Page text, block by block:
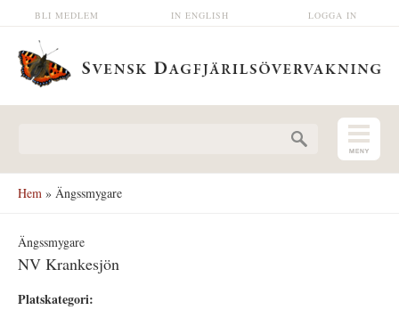
Hoppa till huvudinnehåll LOGGA IN
IN ENGLISH
BLI MEDLEM
Hem » Ängssmygare
Ängssmygare
NV Krankesjön
Platskategori: